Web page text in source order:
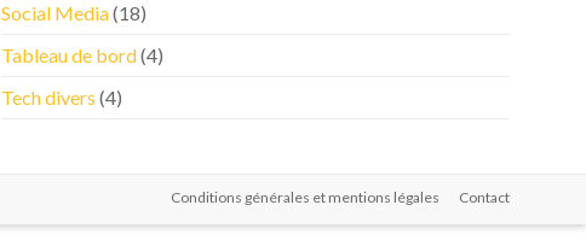
Social Media(18)
Tableau de bord(4)
Tech divers (4)
Conditions générales et mentions légales Contact